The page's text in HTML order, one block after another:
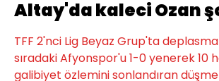
Altay'da kaleci Ozan
TFF 2'nci Lig Beyaz Grup'ta
sıradaki Afyonspor'u 1-0 yenerek 10
galibiyet özlemini sonlandıran